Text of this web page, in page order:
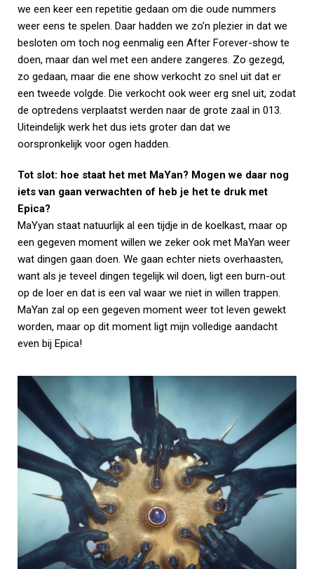
we een keer een repetitie gedaan om die oude nummers
weer eens te spelen. Daar hadden we zo’n plezier in dat we
besloten om toch nog eenmalig een After Forever-show te
doen, maar dan wel met een andere zangeres. Zo gezegd,
zo gedaan, maar die ene show verkocht zo snel uit dat er
een tweede volgde. Die verkocht ook weer erg snel uit, zodat
de optredens verplaatst werden naar de grote zaal in 013.
Uiteindelijk werk het dus iets groter dan dat we
oorspronkelijk voor ogen hadden.
Tot slot: hoe staat het met MaYan? Mogen we daar nog
iets van gaan verwachten of heb je het te druk met
Epica?
MaYyan staat natuurlijk al een tijdje in de koelkast, maar op
een gegeven moment willen we zeker ook met MaYan weer
wat dingen gaan doen. We gaan echter niets overhaasten,
want als je teveel dingen tegelijk wil doen, ligt een burn-out
op de loer en dat is een val waar we niet in willen trappen.
MaYan zal op een gegeven moment weer tot leven gewekt
worden, maar op dit moment ligt mijn volledige aandacht
even bij Epica!